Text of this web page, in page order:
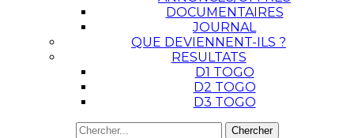
DOCUMENTAIRES
JOURNAL
QUE DEVIENNENT-ILS ?
RESULTATS
D1 TOGO
D2 TOGO
D3 TOGO